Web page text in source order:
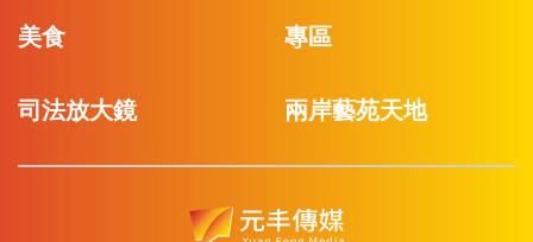
美食 專區
司法放大鏡 兩岸藝苑天地